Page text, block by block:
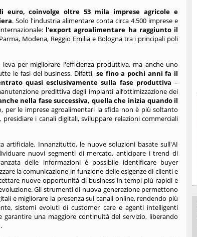
euro, coinvolge oltre 53 mila imprese agricole e
. Solo l'industria alimentare conta circa 4.500 imprese e
l'export agroalimentare ha raggiunto il
Modena, Reggio Emilia e Bologna tra i principali poli
per migliorare l'efficienza produttiva, ma anche uno
le fasi del business. Difatti, se fino a pochi anni fa il
quasi esclusivamente sulla fase produttiva –
predittiva degli impianti all’ottimizzazione dei
nella fase successiva, quella che inizia quando il
per le imprese agroalimentari la sfida non è più soltanto
i canali digitali, sviluppare relazioni commerciali
artificiale. Innanzitutto, le nuove soluzioni basate sull'AI
nuovi segmenti di mercato, anticipare i trend di
delle informazioni è possibile identificare buyer
la comunicazione in funzione delle esigenze di clienti e
nuove opportunità di business in tempi più rapidi e
Gli strumenti di nuova generazione permettono
e migliorare la presenza sui canali online, rendendo più
sistemi evoluti di customer care e agenti intelligenti
una maggiore continuità del servizio, liberando